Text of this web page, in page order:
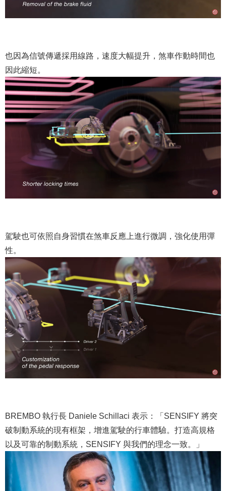
也因為信號傳遞採用線路，速度大幅提升，煞車作動時間也
因此縮短。
駕駛也可依照自身習慣在煞車反應上進行微調，強化使用彈
性。
BREMBO 執行長 Daniele Schillaci 表示：「SENSIFY 將突
破制動系統的現有框架，增進駕駛的行車體驗。打造高規格
以及可靠的制動系統，SENSIFY 與我們的理念一致。」